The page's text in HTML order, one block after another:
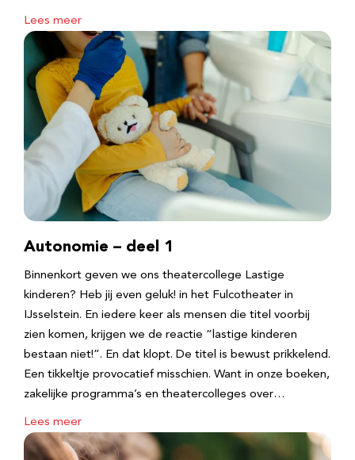
Lees meer
Autonomie – deel 1
Binnenkort geven we ons theatercollege Lastige
kinderen? Heb jij even geluk! in het Fulcotheater in
IJsselstein. En iedere keer als mensen die titel voorbij
zien komen, krijgen we de reactie “lastige kinderen
bestaan niet!”. En dat klopt. De titel is bewust prikkelend.
Een tikkeltje provocatief misschien. Want in onze boeken,
zakelijke programma’s en theatercolleges over…
Lees meer